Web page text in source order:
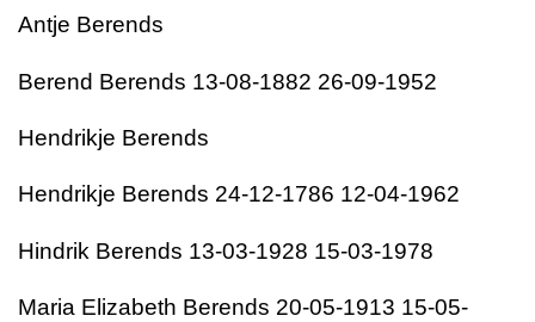
Antje Berends
Berend Berends 13-08-1882 26-09-1952
Hendrikje Berends
Hendrikje Berends 24-12-1786 12-04-1962
Hindrik Berends 13-03-1928 15-03-1978
Maria Elizabeth Berends 20-05-1913 15-05-